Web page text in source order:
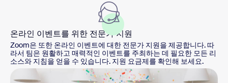
온라인 이벤트를 위한 전문가 지원
Zoom은 또한 온라인 이벤트에 대한 전문가 지원을 제공합니다. 따
라서 팀은 원활하고 매력적인 이벤트를 주최하는 데 필요한 모든 리
소스와 지침을 얻을 수 있습니다. 지원 요금제를 확인해 보세요.